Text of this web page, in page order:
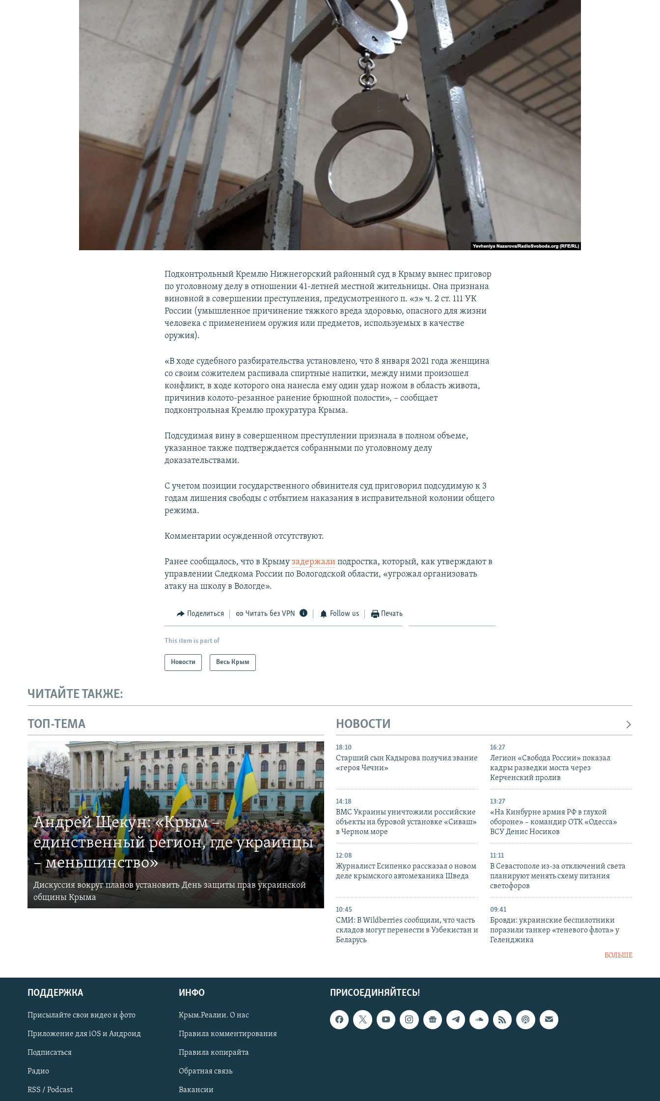
Українською
Qırımtatar
ПРИСОЕДИНЯЙТЕСЬ!
Подконтрольный Кремлю Нижнегорский районный суд в Крыму вынес приговор
по уголовному делу в отношении 41-летней местной жительницы. Она признана
виновной в совершении преступления, предусмотренного п. «з» ч. 2 ст. 111 УК
России (умышленное причинение тяжкого вреда здоровью, опасного для жизни
человека с применением оружия или предметов, используемых в качестве
оружия).
«В ходе судебного разбирательства установлено, что 8 января 2021 года женщина
со своим сожителем распивала спиртные напитки, между ними произошел
конфликт, в ходе которого она нанесла ему один удар ножом в область живота,
причинив колото-резанное ранение брюшной полости», – сообщает
подконтрольная Кремлю прокуратура Крыма.
Подсудимая вину в совершенном преступлении признала в полном объеме,
указанное также подтверждается собранными по уголовному делу
доказательствами.
С учетом позиции государственного обвинителя суд приговорил подсудимую к 3
годам лишения свободы с отбытием наказания в исправительной колонии общего
режима.
Комментарии осужденной отсутствуют.
Ранее сообщалось, что в Крымузадержали подростка, который, как утверждают в
управлении Следкома России по Вологодской области, «угрожал организовать
атаку на школу в Вологде».
Поделиться Читать без VPN Follow us Печать
This item is part of
Новости Весь Крым
ЧИТАЙТЕ ТАКЖЕ:
ТОП-ТЕМА
Андрей Щекун: «Крым –
единственный регион, где украинцы
– меньшинство»
Дискуссия вокруг планов установить День защиты прав украинской
общины Крыма
НОВОСТИ
18:10
Старший сын Кадырова получил звание
«героя Чечни»
16:27
Легион «Свобода России» показал
кадры разведки моста через
Керченский пролив
14:18
ВМС Украины уничтожили российские
объекты на буровой установке «Сиваш»
в Черном море
13:27
«На Кинбурне армия РФ в глухой
обороне» – командир ОТК «Одесса»
ВСУ Денис Носиков
12:08
Журналист Есипенко рассказал о новом
деле крымского автомеханика Шведа
11:11
В Севастополе из-за отключений света
планируют менять схему питания
светофоров
10:45
СМИ: В Wildberries сообщили, что часть
складов могут перенести в Узбекистан и
Беларусь
09:41
Бровди: украинские беспилотники
поразили танкер «теневого флота» у
Геленджика
БОЛЬШЕ
ПРИСОЕДИНЯЙТЕСЬ!
ПОДДЕРЖКА
Присылайте свои видео и фото
Приложение для iOS и Андроид
Подписаться
Радио
RSS / Podcast
ИНФО
Крым.Реалии. О нас
Правила комментирования
Правила копирайта
Обратная связь
Вакансии